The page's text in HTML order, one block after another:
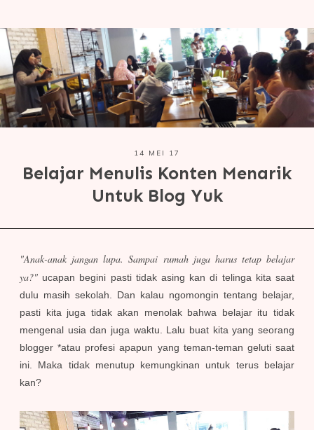
14 MEI 17
Belajar Menulis Konten Menarik
Untuk Blog Yuk
"Anak-anak jangan lupa. Sampai rumah juga harus tetap belajar
ya?" ucapan begini pasti tidak asing kan di telinga kita saat
dulu masih sekolah. Dan kalau ngomongin tentang belajar,
pasti kita juga tidak akan menolak bahwa belajar itu tidak
mengenal usia dan juga waktu. Lalu buat kita yang seorang
blogger *atau profesi apapun yang teman-teman geluti saat
ini. Maka tidak menutup kemungkinan untuk terus belajar
kan?